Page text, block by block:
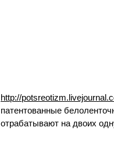
http://
патентованные
отрабатывают на двоих